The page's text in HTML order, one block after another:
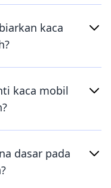
kaca
kaca mobil
dasar pada